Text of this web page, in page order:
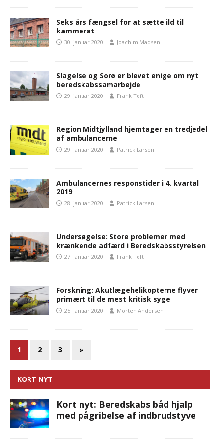
Seks års fængsel for at sætte ild til
kammerat
30. januar 2020 Joachim Madsen
Slagelse og Sorø er blevet enige om nyt
beredskabssamarbejde
29. januar 2020 Frank Toft
Region Midtjylland hjemtager en tredjedel
af ambulancerne
29. januar 2020 Patrick Larsen
Ambulancernes responstider i 4. kvartal
2019
28. januar 2020 Patrick Larsen
Undersøgelse: Store problemer med
krænkende adfærd i Beredskabsstyrelsen
27. januar 2020 Frank Toft
Forskning: Akutlægehelikopterne flyver
primært til de mest kritisk syge
25. januar 2020 Morten Andersen
1 2 3 »
KORT NYT
Kort nyt: Beredskabs båd hjalp
med pågribelse af indbrudstyve